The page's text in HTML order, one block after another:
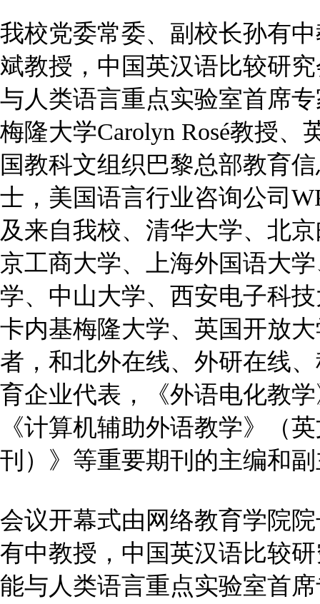
我校党委常委、副校长孙有
斌教授，中国英汉语比较研
与人类语言重点实验室首席
梅隆大学Carolyn Rosé教授、
国教科文组织巴黎总部教育
士，美国语言行业咨询公司
及来自我校、清华大学、北
京工商大学、上海外国语大
学、中山大学、西安电子科
卡内基梅隆大学、英国开放
者，和北外在线、外研在线
育企业代表，《外语电化教
《计算机辅助外语教学》（
刊）》等重要期刊的主编和
会议开幕式由网络教育学院
有中教授，中国英汉语比较
能与人类语言重点实验室首